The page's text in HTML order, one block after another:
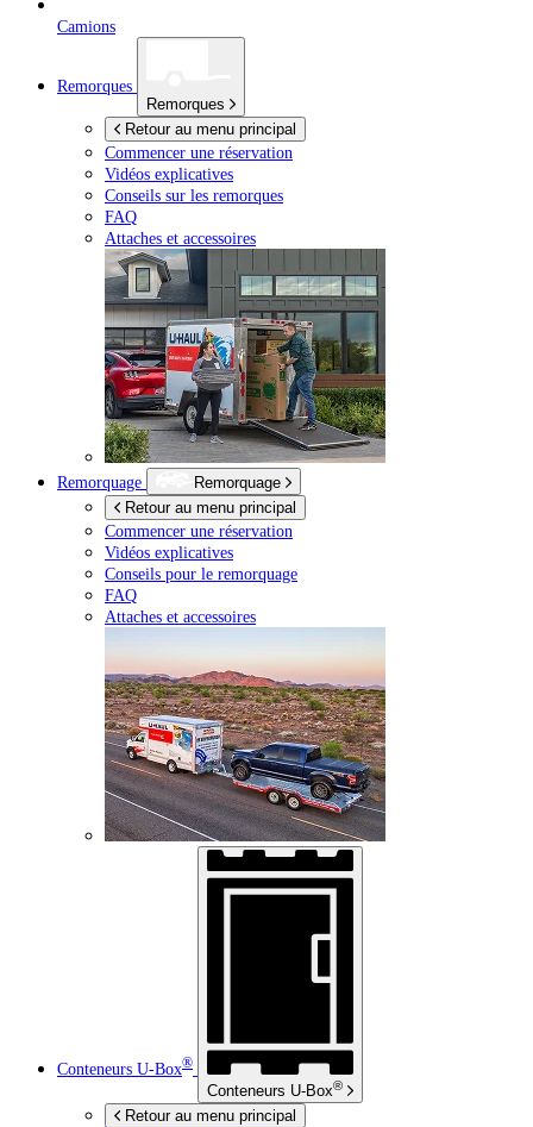
Camions
Remorques
Remorques
Retour au menu principal
Commencer une réservation
Vidéos explicatives
Conseils sur les remorques
FAQ
Attaches et accessoires
Remorquage
Remorquage
Retour au menu principal
Commencer une réservation
Vidéos explicatives
Conseils pour le remorquage
FAQ
Attaches et accessoires
Conteneurs U-Box®
Conteneurs U-Box®
Retour au menu principal